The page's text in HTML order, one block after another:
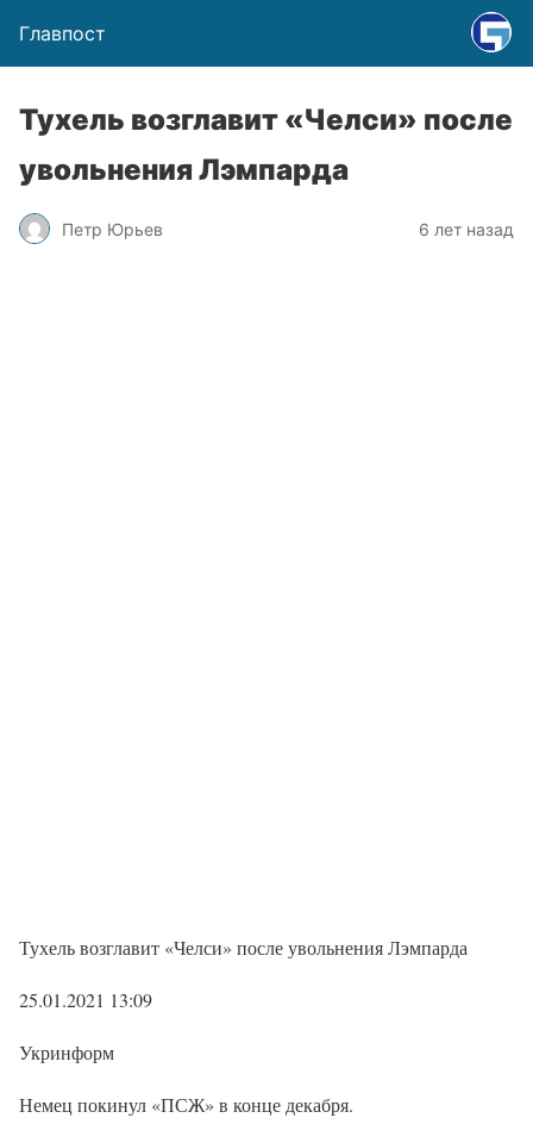
Главпост
Тухель возглавит «Челси» после
увольнения Лэмпарда
Петр Юрьев 6 лет назад
Тухель возглавит «Челси» после увольнения Лэмпарда
25.01.2021 13:09
Укринформ
Немец покинул «ПСЖ» в конце декабря.